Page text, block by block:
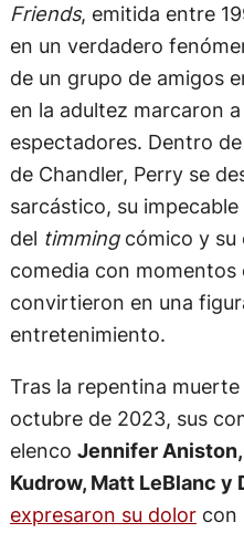
Friends, emitida entre
en un verdadero
de un grupo de amigos
en la adultez marcaron
espectadores. Dentro de
de Chandler, Perry se
sarcástico, su
del timming cómico y su
comedia con momentos
convirtieron en una
entretenimiento.
Tras la repentina
octubre de 2023, sus
elenco Jennifer
Kudrow, Matt LeBlanc y
expresaron su dolorcon